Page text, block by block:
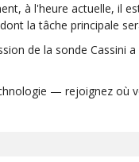
à l'heure actuelle, il
la tâche principale
de la sonde Cassini
— rejoignez où